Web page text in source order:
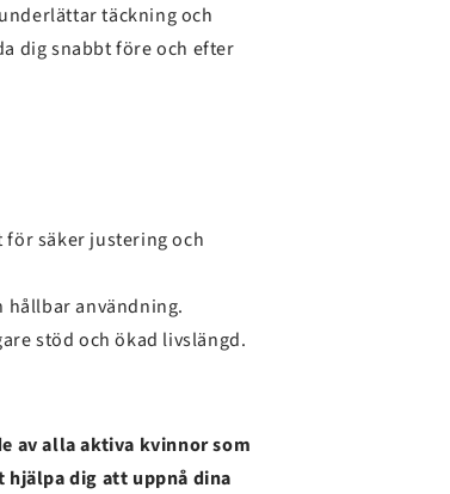
täckning och
dig snabbt före och efter
för säker justering och
användning.
stöd och ökad livslängd.
av alla aktiva kvinnor som
dig att uppnå dina